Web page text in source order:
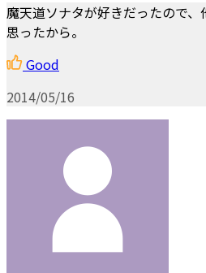
魔天道ソナタが好きだったので
思ったから。
Good
2014/05/16